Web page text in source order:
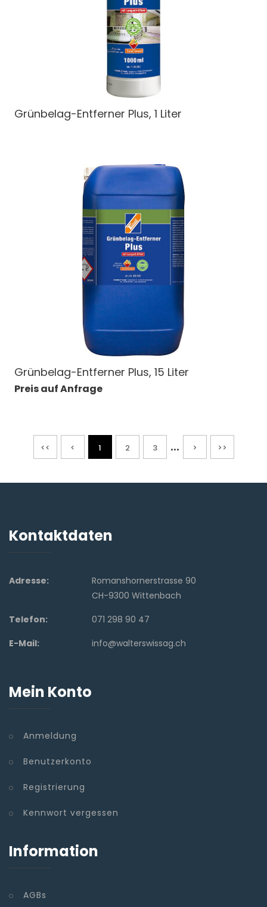
Grünbelag-Entferner Plus, 1 Liter
Grünbelag-Entferner Plus, 15 Liter
Preis auf Anfrage
<< < 1 2 3 ... > >>
Kontaktdaten
Adresse:
Romanshornerstrasse 90
CH-9300 Wittenbach
Telefon:
071 298 90 47
E-Mail:
info@walterswissag.ch
Mein Konto
Anmeldung
Benutzerkonto
Registrierung
Kennwort vergessen
Information
AGBs